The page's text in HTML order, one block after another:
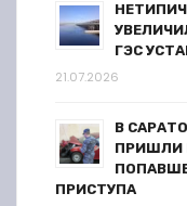
ГЭС
21.07.2026
В
ПРИШЛИ
ПРИСТУПА